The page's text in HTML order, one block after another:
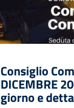
Consiglio
DICEMBRE
giorno e